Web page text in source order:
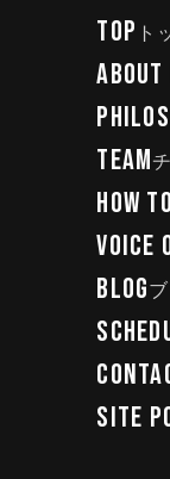
TOP ト
TEAM
HOW
VOICE
BLOG
SITE